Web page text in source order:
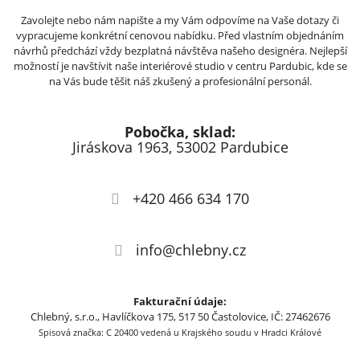
Zavolejte nebo nám napište a my Vám odpovíme na Vaše dotazy či
vypracujeme konkrétní cenovou nabídku. Před vlastním objednáním
návrhů předchází vždy bezplatná návštěva našeho designéra. Nejlepší
možností je navštívit naše interiérové studio v centru Pardubic, kde se
na Vás bude těšit náš zkušený a profesionální personál.
Pobočka, sklad:
Jiráskova 1963, 53002 Pardubice
+420 466 634 170
info@chlebny.cz
Fakturační údaje:
Chlebný, s.r.o., Havlíčkova 175, 517 50 Častolovice, IČ: 27462676
Spisová značka: C 20400 vedená u Krajského soudu v Hradci Králové